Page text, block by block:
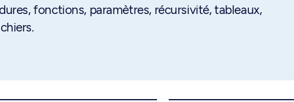
fonctions, paramètres, récursivité, tableaux,